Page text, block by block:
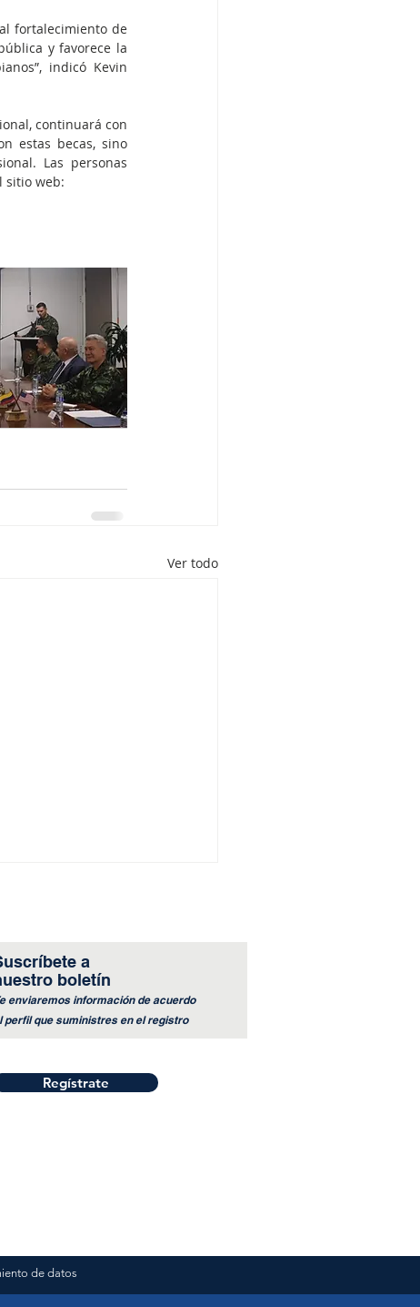
fortalecimiento de
y favorece la
indicó Kevin
continuará con
estas becas, sino
Las personas
sitio web:
Ver todo
a
boletín
enviaremos información de acuerdo
perfil que suministres en el registro
Regístrate
de datos